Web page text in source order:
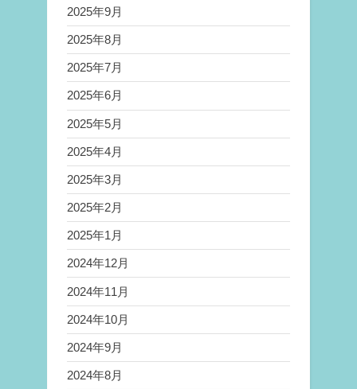
2025年9月
2025年8月
2025年7月
2025年6月
2025年5月
2025年4月
2025年3月
2025年2月
2025年1月
2024年12月
2024年11月
2024年10月
2024年9月
2024年8月